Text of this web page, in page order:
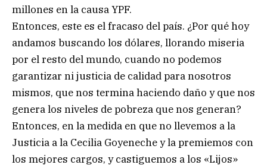
millones en la causa YPF.
Entonces, este es el fracaso del país. ¿Por qué hoy
andamos buscando los dólares, llorando miseria
por el resto del mundo, cuando no podemos
garantizar ni justicia de calidad para nosotros
mismos, que nos termina haciendo daño y que nos
genera los niveles de pobreza que nos generan?
Entonces, en la medida en que no llevemos a la
Justicia a la Cecilia Goyeneche y la premiemos con
los mejores cargos, y castiguemos a los «Lijos»